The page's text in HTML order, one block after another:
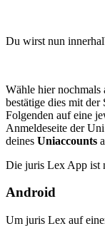
Du wirst nun
Wähle hier nochmals
bestätige dies mit
Folgenden auf eine
Anmeldeseite der
deines Uniaccounts
Die juris Lex App ist
Android
Um juris Lex auf